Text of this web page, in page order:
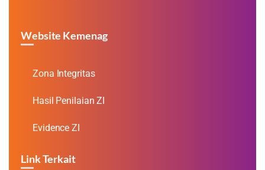
Website Kemenag
Zona Integritas
Hasil Penilaian ZI
Evidence ZI
Link Terkait